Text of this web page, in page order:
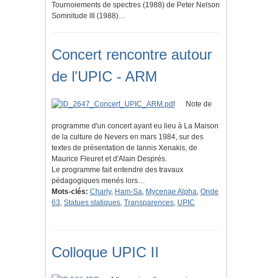
Tournoiements de spectres (1988) de Peter Nelson
Somnitude III (1988)…
Concert rencontre autour
de l'UPIC - ARM
Note de
programme d'un concert ayant eu lieu à La Maison
de la culture de Nevers en mars 1984, sur des
textes de présentation de Iannis Xenakis, de
Maurice Fleuret et d'Alain Després.
Le programme fait entendre des travaux
pédagogiques menés lors…
Mots-clés: Charly, Ham-Sa, Mycenae Alpha, Onde
63, Statues statiques, Transparences, UPIC
Colloque UPIC II